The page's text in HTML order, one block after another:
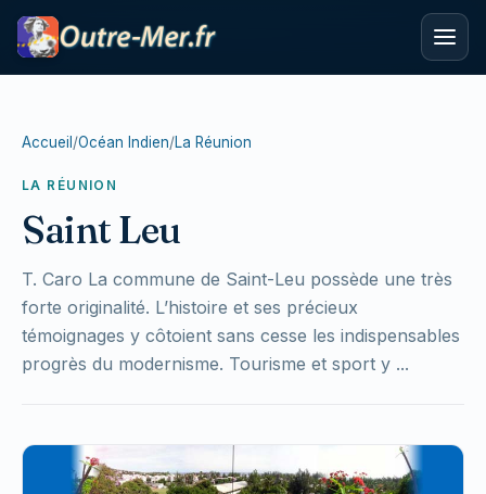
Accueil /Océan Indien/La Réunion
LA RÉUNION
Saint Leu
T. Caro La commune de Saint-Leu possède une très
forte originalité. L’histoire et ses précieux
témoignages y côtoient sans cesse les indispensables
progrès du modernisme. Tourisme et sport y ...